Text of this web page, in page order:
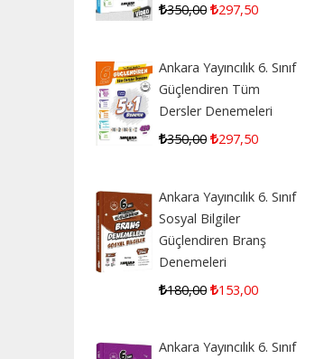
350,00 297,50
Ankara Yayıncılık 6. Sınıf
Güçlendiren Tüm
Dersler Denemeleri
350,00 297,50
Ankara Yayıncılık 6. Sınıf
Sosyal Bilgiler
Güçlendiren Branş
Denemeleri
180,00 153,00
Ankara Yayıncılık 6. Sınıf